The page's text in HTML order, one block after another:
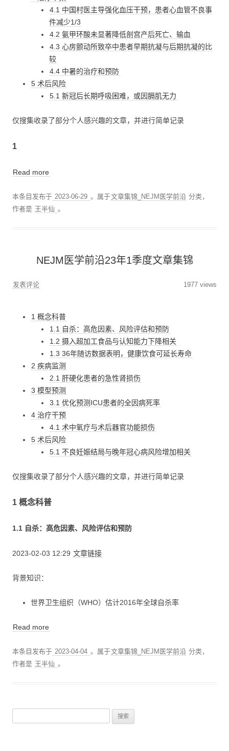
4.1 中国村医主导强化血压干预，患者心血管不良事
件减少1/3
4.2 氨甲环酸未显著降低剖宫产后死亡、输血
4.3 心房颤动所致卒中患者早期抗凝与后期抗凝的比
较
4.4 中暑的治疗和预防
5 术后风险
5.1 新冠后长期呼吸困难，或因膈肌无力
仅搜集收录了部分个人感兴趣的文章，并进行简单记录
1
Read more
本条目发布于 2023-06-29 。属于文章集锦_NEJM医学前沿 分类，
作者是 王半仙 。
NEJM医学前沿23年1季度文章集锦
发表评论 1977 views
1 概念科普
1.1 自杀：高危因素、风险评估和预防
1.2 摄入超加工食品与认知能力下降相关
1.3 36年随访数据表明，健康饮食可延长寿命
2 疾病监测
2.1 肝硬化患者的急性肾损伤
3 模型预测
3.1 优化预测ICU患者的全因病死率
4 治疗干预
4.1 术中氧疗与术后器官功能损伤
5 术后风险
5.1 不良妊娠结局与晚年冠心病风险增加相关
仅搜集收录了部分个人感兴趣的文章，并进行简单记录
1 概念科普
1.1 自杀：高危因素、风险评估和预防
2023-02-03 12:29 文章链接
背景知识：
世界卫生组织（WHO）估计2016年全球自杀率
Read more
本条目发布于 2023-04-04 。属于文章集锦_NEJM医学前沿 分类，
作者是 王半仙 。